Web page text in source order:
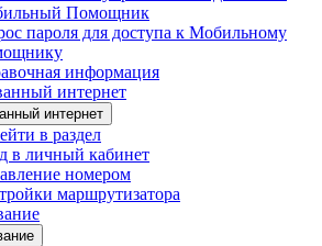
Помощник
пароля для доступа к Мобильному
информация
интернет
интернет
в раздел
в личный кабинет
номером
маршрутизатора